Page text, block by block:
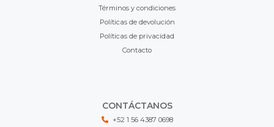
Términos y condiciones
Políticas de devolución
Políticas de privacidad
Contacto
CONTÁCTANOS
+52 1 56 4387 0698